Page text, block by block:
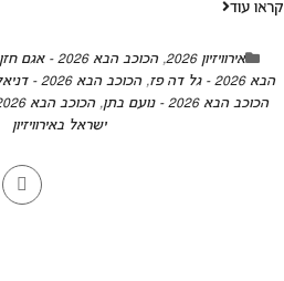
קראו עוד
אירוויזיון 2026 ,הכוכב הבא 2026 - אגם חזן
הבא 2026 - גל דה פז
,הכוכב הבא 2026 - דניאל עזר
הכוכב הבא 2026 - נועם בתן
,הכוכב הבא 2026 - פורטרט
ישראל באירוויזיון